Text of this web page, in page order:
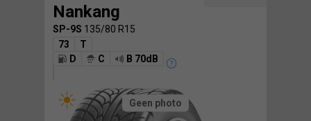
Nankang
SP-9S 135/80 R15
73
T
D
C B 70dB
Geen photo